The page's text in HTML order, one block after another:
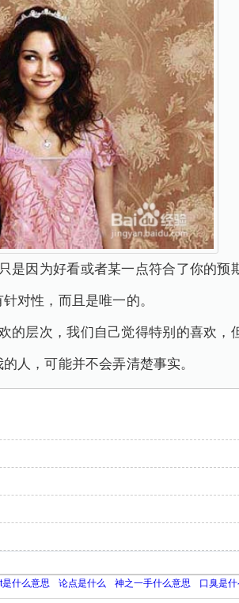
是因为好看或者某一点符合了你的
对性，而且是唯一的。
的层次，我们自己觉得特别的喜欢
人，可能并不会弄清楚事实。
是什么意思 论点是什么 神之一手什么意思 口臭是